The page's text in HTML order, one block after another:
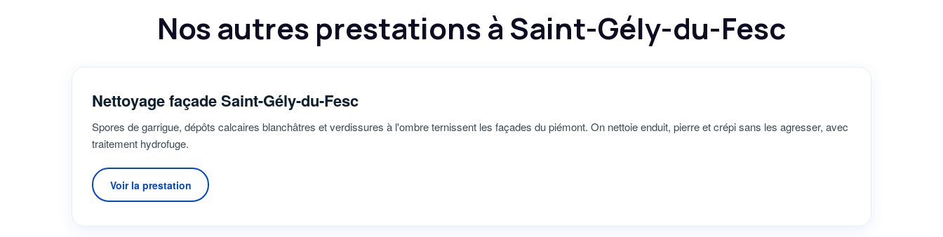
Nos autres prestations à Saint-Gély-du-Fesc
Nettoyage façade Saint-Gély-du-Fesc
Spores de garrigue, dépôts calcaires blanchâtres et verdissures à l'ombre ternissent les façades du piémont. On nettoie enduit, pierre et crépi sans les agresser, avec
traitement hydrofuge.
Voir la prestation